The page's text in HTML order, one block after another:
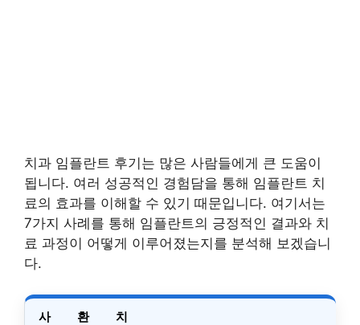
치과 임플란트 후기는 많은 사람들에게 큰 도움이
됩니다. 여러 성공적인 경험담을 통해 임플란트 치
료의 효과를 이해할 수 있기 때문입니다. 여기서는
7가지 사례를 통해 임플란트의 긍정적인 결과와 치
료 과정이 어떻게 이루어졌는지를 분석해 보겠습니
다.
사
환
치